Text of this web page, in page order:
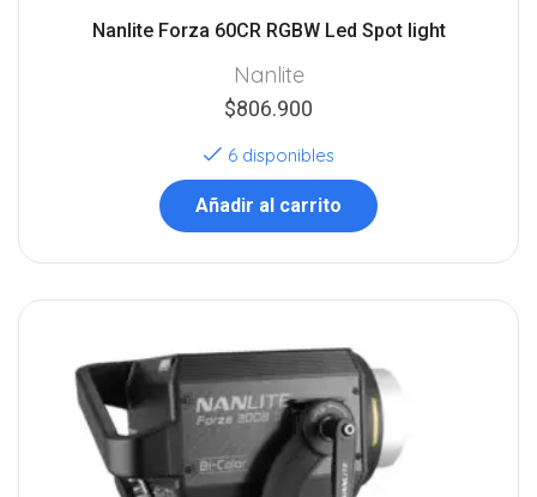
Nanlite Forza 60CR RGBW Led Spot light
Nanlite
$806.900
6 disponibles
Añadir al carrito